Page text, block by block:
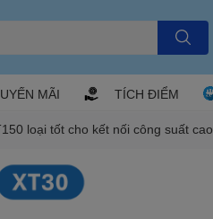
MÃI TÍCH ĐIỂM
loại tốt cho kết nối công suất cao